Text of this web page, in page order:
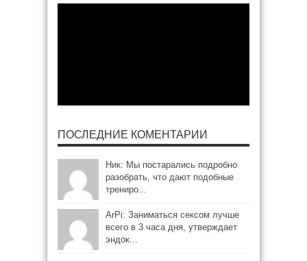
ПОСЛЕДНИЕ КОМЕНТАРИИ
Ник: Мы постарались подробно
разобрать, что дают подобные
трениро...
ArPi: Заниматься сексом лучше
всего в 3 часа дня, утверждает
эндок...